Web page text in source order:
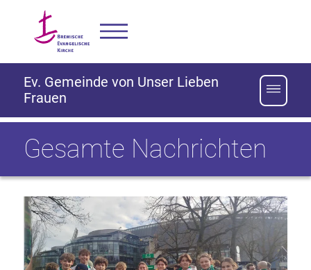
Ev. Gemeinde von Unser Lieben
Frauen
Gesamte Nachrichten